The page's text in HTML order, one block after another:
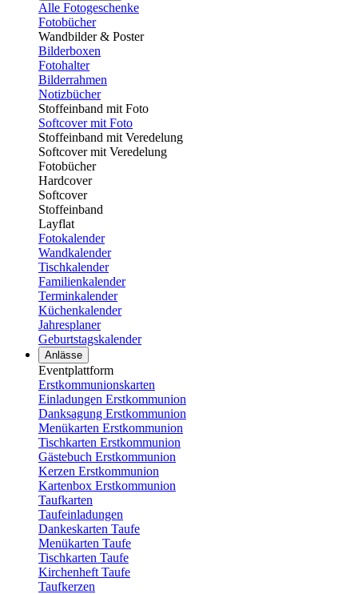
Alle Fotogeschenke
Fotobücher
Wandbilder & Poster
Bilderboxen
Fotohalter
Bilderrahmen
Notizbücher
Stoffeinband mit Foto
Softcover mit Foto
Stoffeinband mit Veredelung
Softcover mit Veredelung
Fotobücher
Hardcover
Softcover
Stoffeinband
Layflat
Fotokalender
Wandkalender
Tischkalender
Familienkalender
Terminkalender
Küchenkalender
Jahresplaner
Geburtstagskalender
Anlässe
Eventplattform
Erstkommunionskarten
Einladungen Erstkommunion
Danksagung Erstkommunion
Menükarten Erstkommunion
Tischkarten Erstkommunion
Gästebuch Erstkommunion
Kerzen Erstkommunion
Kartenbox Erstkommunion
Taufkarten
Taufeinladungen
Dankeskarten Taufe
Menükarten Taufe
Tischkarten Taufe
Kirchenheft Taufe
Taufkerzen